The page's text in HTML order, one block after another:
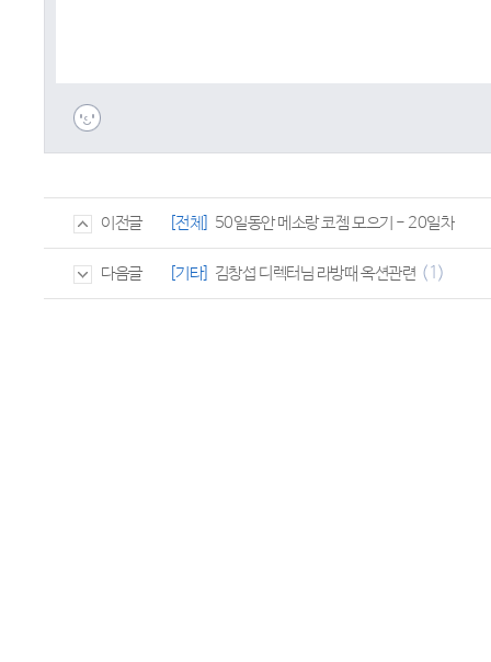
이전글 [전체] 50일동안 메소랑 코젬 모으기 - 20일차
다음글 [기타] 김창섭 디렉터님 라방때 옥션관련 (1)